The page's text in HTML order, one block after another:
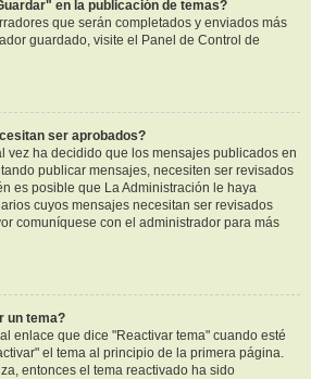
en la publicación de temas?
que serán completados y enviados más
guardado, visite el Panel de Control de
ser aprobados?
vez ha decidido que los mensajes publicados en
publicar mensajes, necesiten ser revisados
es posible que La Administración le haya
cuyos mensajes necesitan ser revisados
comuníquese con el administrador para más
un tema?
enlace que dice "Reactivar tema" cuando esté
el tema al principio de la primera página.
entonces el tema reactivado ha sido